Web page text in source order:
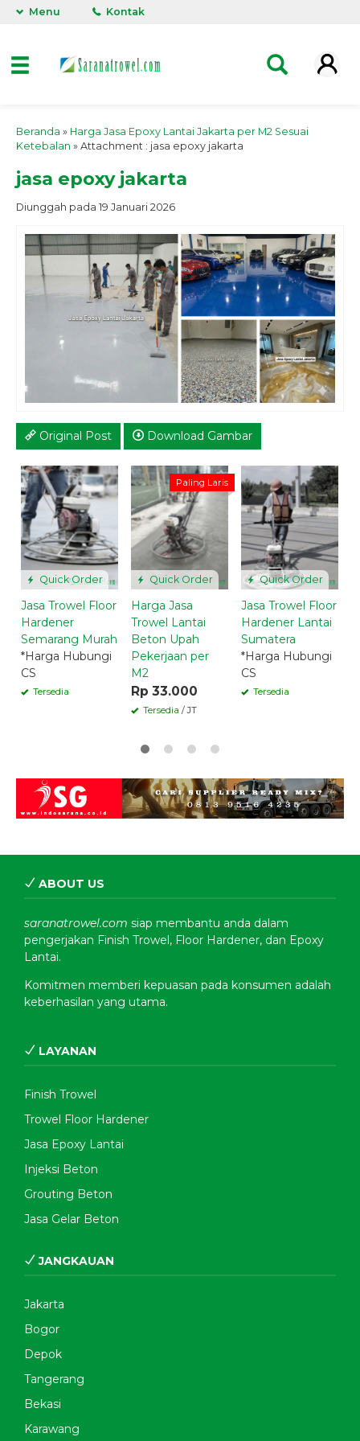
Menu Kontak
Beranda » Harga Jasa Epoxy Lantai Jakarta per M2 Sesuai
Ketebalan » Attachment : jasa epoxy jakarta
jasa epoxy jakarta
Diunggah pada 19 Januari 2026
Original Post Download Gambar
Quick Order
Jasa Trowel Floor
Hardener
Semarang Murah
*Harga Hubungi
CS
Tersedia
Quick Order
Paling Laris
Harga Jasa
Trowel Lantai
Beton Upah
Pekerjaan per
M2
Rp 33.000
Tersedia / JT
Quick Order
Jasa Trowel Floor
Hardener Lantai
Sumatera
*Harga Hubungi
CS
Tersedia
ABOUT US
saranatrowel.com siap membantu anda dalam
pengerjakan Finish Trowel, Floor Hardener, dan Epoxy
Lantai.
Komitmen memberi kepuasan pada konsumen adalah
keberhasilan yang utama.
LAYANAN
Finish Trowel
Trowel Floor Hardener
Jasa Epoxy Lantai
Injeksi Beton
Grouting Beton
Jasa Gelar Beton
JANGKAUAN
Jakarta
Bogor
Depok
Tangerang
Bekasi
Karawang